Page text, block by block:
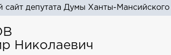
депутата Думы Ханты-
Николаевич